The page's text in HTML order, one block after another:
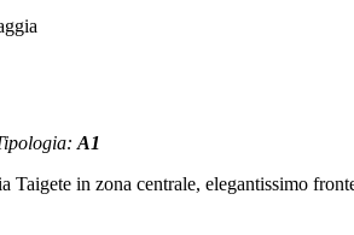
A1
Taigete in zona centrale, elegantissimo